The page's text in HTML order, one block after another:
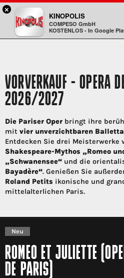
Kinopolis
VORVERKAUF - OPERA
2026/2027
Die Pariser Oper bringt ihre
mit vier unverzichtbaren
Entdecken Sie drei Meisterwerke
Shakespeare-Mythos „Romeo
„Schwanensee“ und die
Bayadère“. Genießen Sie
Roland Petits ikonische und
mittelalterlichen Paris.
Neu
ROMEO ET JULIETTE
DE PARIS)
×
KINOPOLIS
COMPESO GmbH
KOSTENLOS - In Google